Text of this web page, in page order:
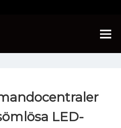
behöver sömlösa LED-
LED-